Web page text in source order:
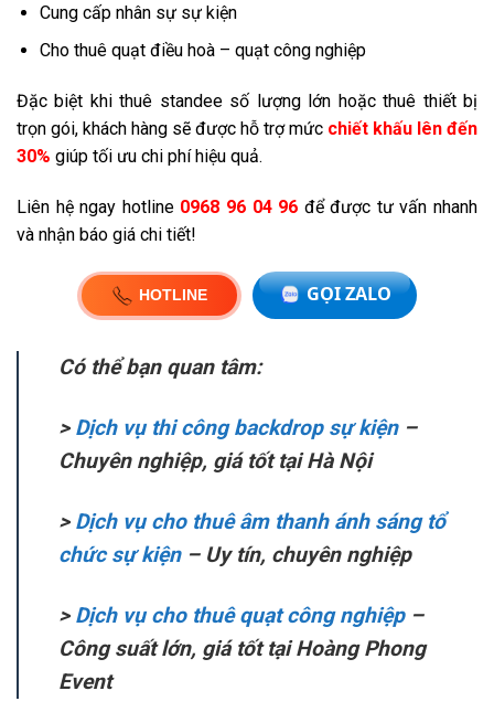
Cung cấp nhân sự sự kiện
Cho thuê quạt điều hoà – quạt công nghiệp
Đặc biệt khi thuê standee số lượng lớn hoặc thuê thiết bị
trọn gói, khách hàng sẽ được hỗ trợ mức chiết khấu lên đến
30% giúp tối ưu chi phí hiệu quả.
Liên hệ ngay hotline 0968 96 04 96 để được tư vấn nhanh
và nhận báo giá chi tiết!
Có thể bạn quan tâm:
> Dịch vụ thi công backdrop sự kiện–
Chuyên nghiệp, giá tốt tại Hà Nội
> Dịch vụ cho thuê âm thanh ánh sáng tổ
chức sự kiện– Uy tín, chuyên nghiệp
> Dịch vụ cho thuê quạt công nghiệp–
Công suất lớn, giá tốt tại Hoàng Phong
Event